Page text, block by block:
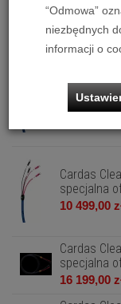
Cardas
specjalna
60 899,00 zł
Cardas
specjalna
9 499,00 zł
Cardas
specjalna
10 499,00
Cardas
specjalna
16 199,00
“Odmowa”
niezbędnych
informacji o